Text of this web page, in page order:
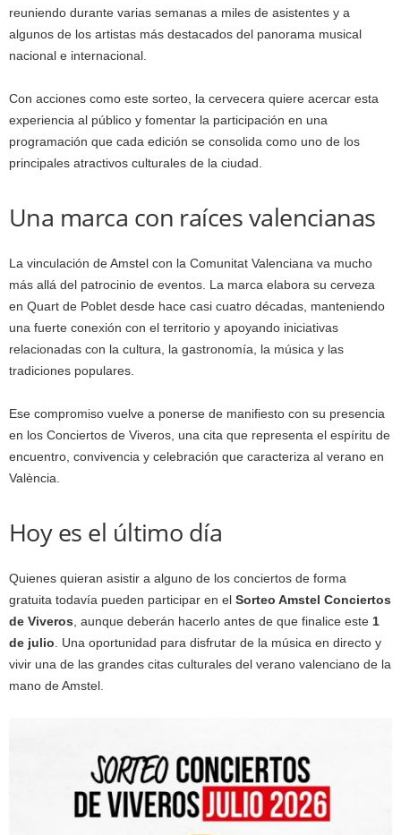
reuniendo durante varias semanas a miles de asistentes y a
algunos de los artistas más destacados del panorama musical
nacional e internacional.
Con acciones como este sorteo, la cervecera quiere acercar esta
experiencia al público y fomentar la participación en una
programación que cada edición se consolida como uno de los
principales atractivos culturales de la ciudad.
Una marca con raíces valencianas
La vinculación de Amstel con la Comunitat Valenciana va mucho
más allá del patrocinio de eventos. La marca elabora su cerveza
en Quart de Poblet desde hace casi cuatro décadas, manteniendo
una fuerte conexión con el territorio y apoyando iniciativas
relacionadas con la cultura, la gastronomía, la música y las
tradiciones populares.
Ese compromiso vuelve a ponerse de manifiesto con su presencia
en los Conciertos de Viveros, una cita que representa el espíritu de
encuentro, convivencia y celebración que caracteriza al verano en
València.
Hoy es el último día
Quienes quieran asistir a alguno de los conciertos de forma
gratuita todavía pueden participar en el Sorteo Amstel Conciertos
de Viveros, aunque deberán hacerlo antes de que finalice este 1
de julio. Una oportunidad para disfrutar de la música en directo y
vivir una de las grandes citas culturales del verano valenciano de la
mano de Amstel.